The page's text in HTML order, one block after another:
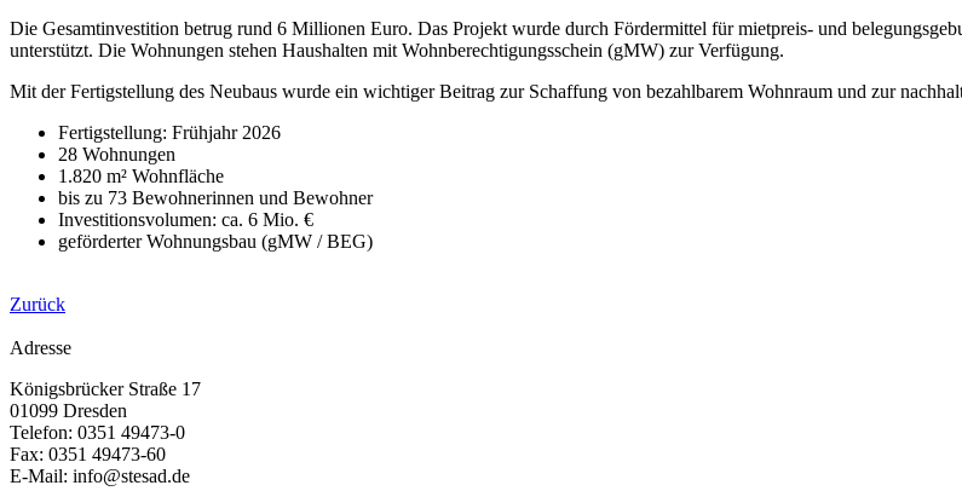
Die Gesamtinvestition betrug rund 6 Millionen Euro. Das Projekt wurde durch Fördermittel für mietpreis- und
unterstützt. Die Wohnungen stehen Haushalten mit Wohnberechtigungsschein (gMW) zur Verfügung.
Mit der Fertigstellung des Neubaus wurde ein wichtiger Beitrag zur Schaffung von bezahlbarem Wohnraum und zur
Fertigstellung: Frühjahr 2026
28 Wohnungen
1.820 m² Wohnfläche
bis zu 73 Bewohnerinnen und Bewohner
Investitionsvolumen: ca. 6 Mio. €
geförderter Wohnungsbau (gMW / BEG)
Zurück
Adresse
Königsbrücker Straße 17
01099 Dresden
Telefon: 0351 49473-0
Fax: 0351 49473-60
E-Mail: info@stesad.de